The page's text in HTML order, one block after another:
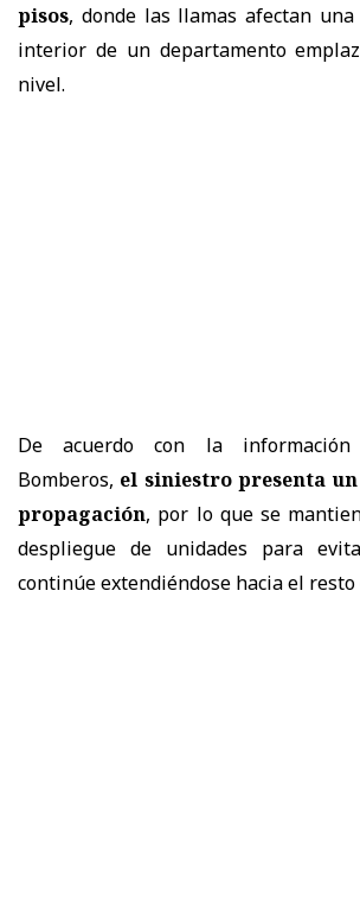
pisos, donde las llamas afectan
interior de un departamento
nivel.
De acuerdo con la
Bomberos, el siniestro presenta
propagación, por lo que se
despliegue de unidades para
continúe extendiéndose hacia el